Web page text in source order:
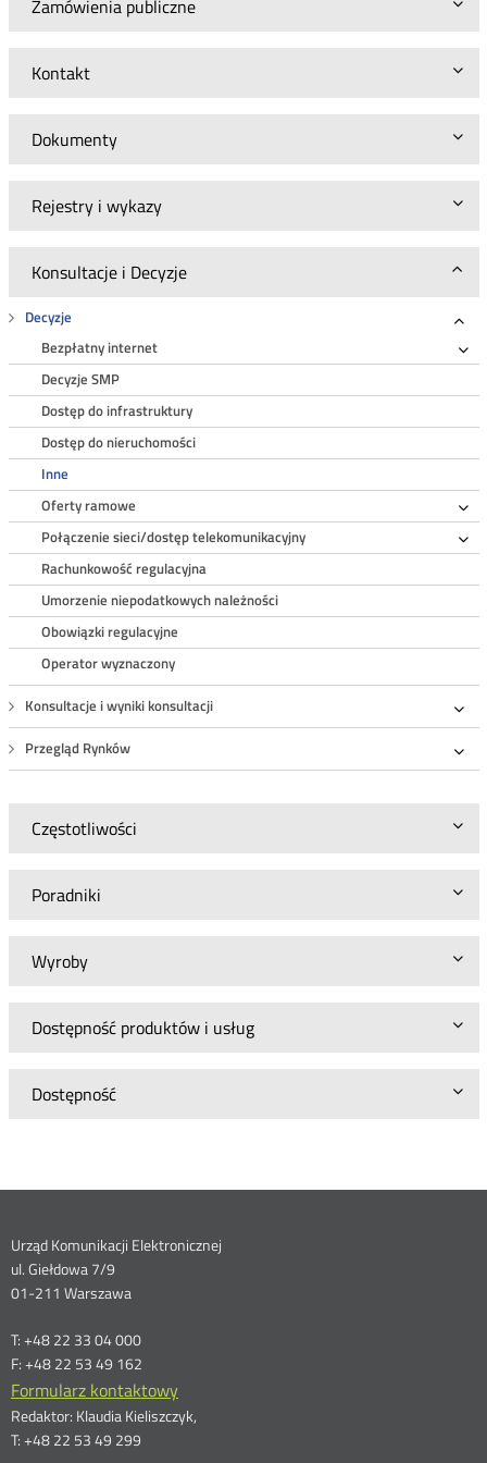
Zamówienia publiczne
Kontakt
Dokumenty
Rejestry i wykazy
Konsultacje i Decyzje
Decyzje
Bezpłatny internet
Decyzje SMP
Dostęp do infrastruktury
Dostęp do nieruchomości
Inne
Oferty ramowe
Połączenie sieci/dostęp telekomunikacyjny
Rachunkowość regulacyjna
Umorzenie niepodatkowych należności
Obowiązki regulacyjne
Operator wyznaczony
Konsultacje i wyniki konsultacji
Przegląd Rynków
Częstotliwości
Poradniki
Wyroby
Dostępność produktów i usług
Dostępność
Dane
kontaktowe
Urząd Komunikacji Elektronicznej
ul. Giełdowa 7/9
01-211 Warszawa
T: +48 22 33 04 000
F: +48 22 53 49 162
Formularz kontaktowy
Redaktor: Klaudia Kieliszczyk,
T: +48 22 53 49 299